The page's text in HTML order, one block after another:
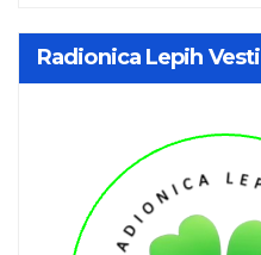
Radionica Lepih Vesti